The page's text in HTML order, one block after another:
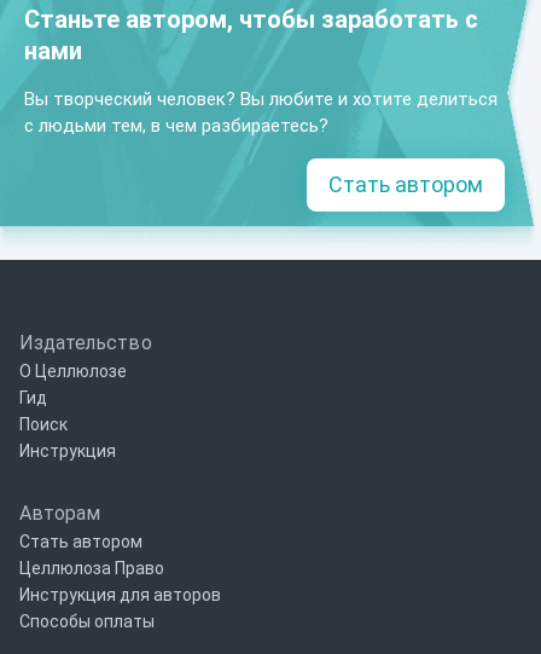
Станьте автором, чтобы заработать с
нами
Вы творческий человек? Вы любите и хотите делиться
с людьми тем, в чем разбираетесь?
Стать автором
Издательство
О Целлюлозе
Гид
Поиск
Инструкция
Авторам
Стать автором
Целлюлоза Право
Инструкция для авторов
Способы оплаты